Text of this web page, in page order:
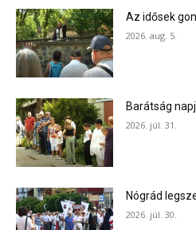
Az idősek
2026. aug. 5.
Barátság
2026. júl. 31.
Nógrád
2026. júl. 30.